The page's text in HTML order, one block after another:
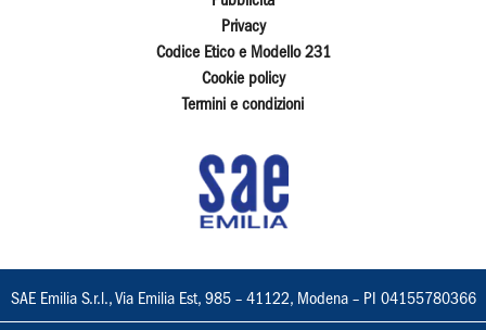
Privacy
Codice Etico e Modello 231
Cookie policy
Termini e condizioni
SAE Emilia S.r.l., Via Emilia Est, 985 – 41122, Modena – PI 04155780366